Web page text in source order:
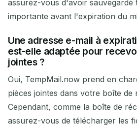
assurez-vous d'avoir sauvegardé
importante avant l'expiration du
Une adresse e-mail à
est-elle adaptée pour
jointes ?
Oui, TempMail.now prend en
pièces jointes dans votre boîte de
Cependant, comme la boîte de
assurez-vous de télécharger les